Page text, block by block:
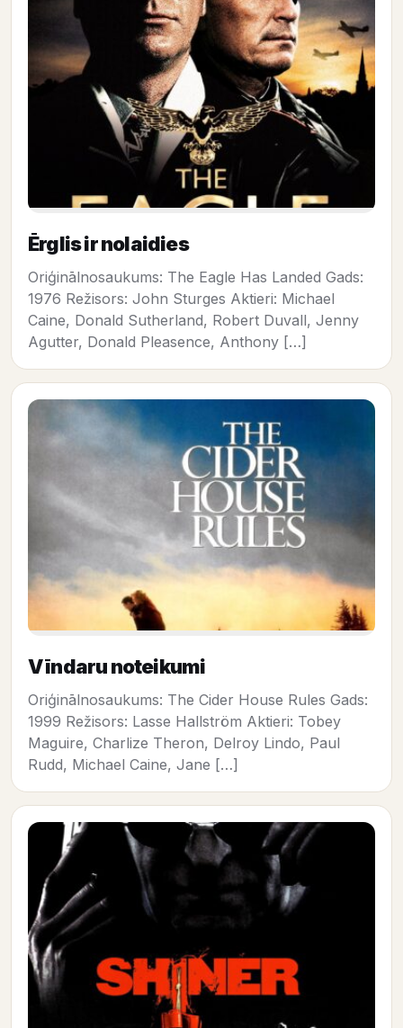
Ērglis ir nolaidies
Oriģinālnosaukums: The Eagle Has Landed Gads:
1976 Režisors: John Sturges Aktieri: Michael
Caine, Donald Sutherland, Robert Duvall, Jenny
Agutter, Donald Pleasence, Anthony […]
Vīndaru noteikumi
Oriģinālnosaukums: The Cider House Rules Gads:
1999 Režisors: Lasse Hallström Aktieri: Tobey
Maguire, Charlize Theron, Delroy Lindo, Paul
Rudd, Michael Caine, Jane […]